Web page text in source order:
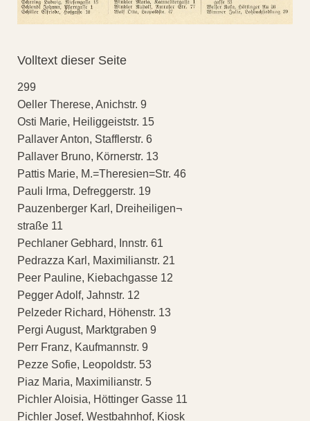
Volltext dieser Seite
299
Oeller Therese, Anichstr. 9
Osti Marie, Heiliggeiststr. 15
Pallaver Anton, Stafflerstr. 6
Pallaver Bruno, Körnerstr. 13
Pattis Marie, M.=Theresien=Str. 46
Pauli Irma, Defreggerstr. 19
Pauzenberger Karl, Dreiheiligen¬
straße 11
Pechlaner Gebhard, Innstr. 61
Pedrazza Karl, Maximilianstr. 21
Peer Pauline, Kiebachgasse 12
Pegger Adolf, Jahnstr. 12
Pelzeder Richard, Höhenstr. 13
Pergi August, Marktgraben 9
Perr Franz, Kaufmannstr. 9
Pezze Sofie, Leopoldstr. 53
Piaz Maria, Maximilianstr. 5
Pichler Aloisia, Höttinger Gasse 11
Pichler Josef, Westbahnhof, Kiosk